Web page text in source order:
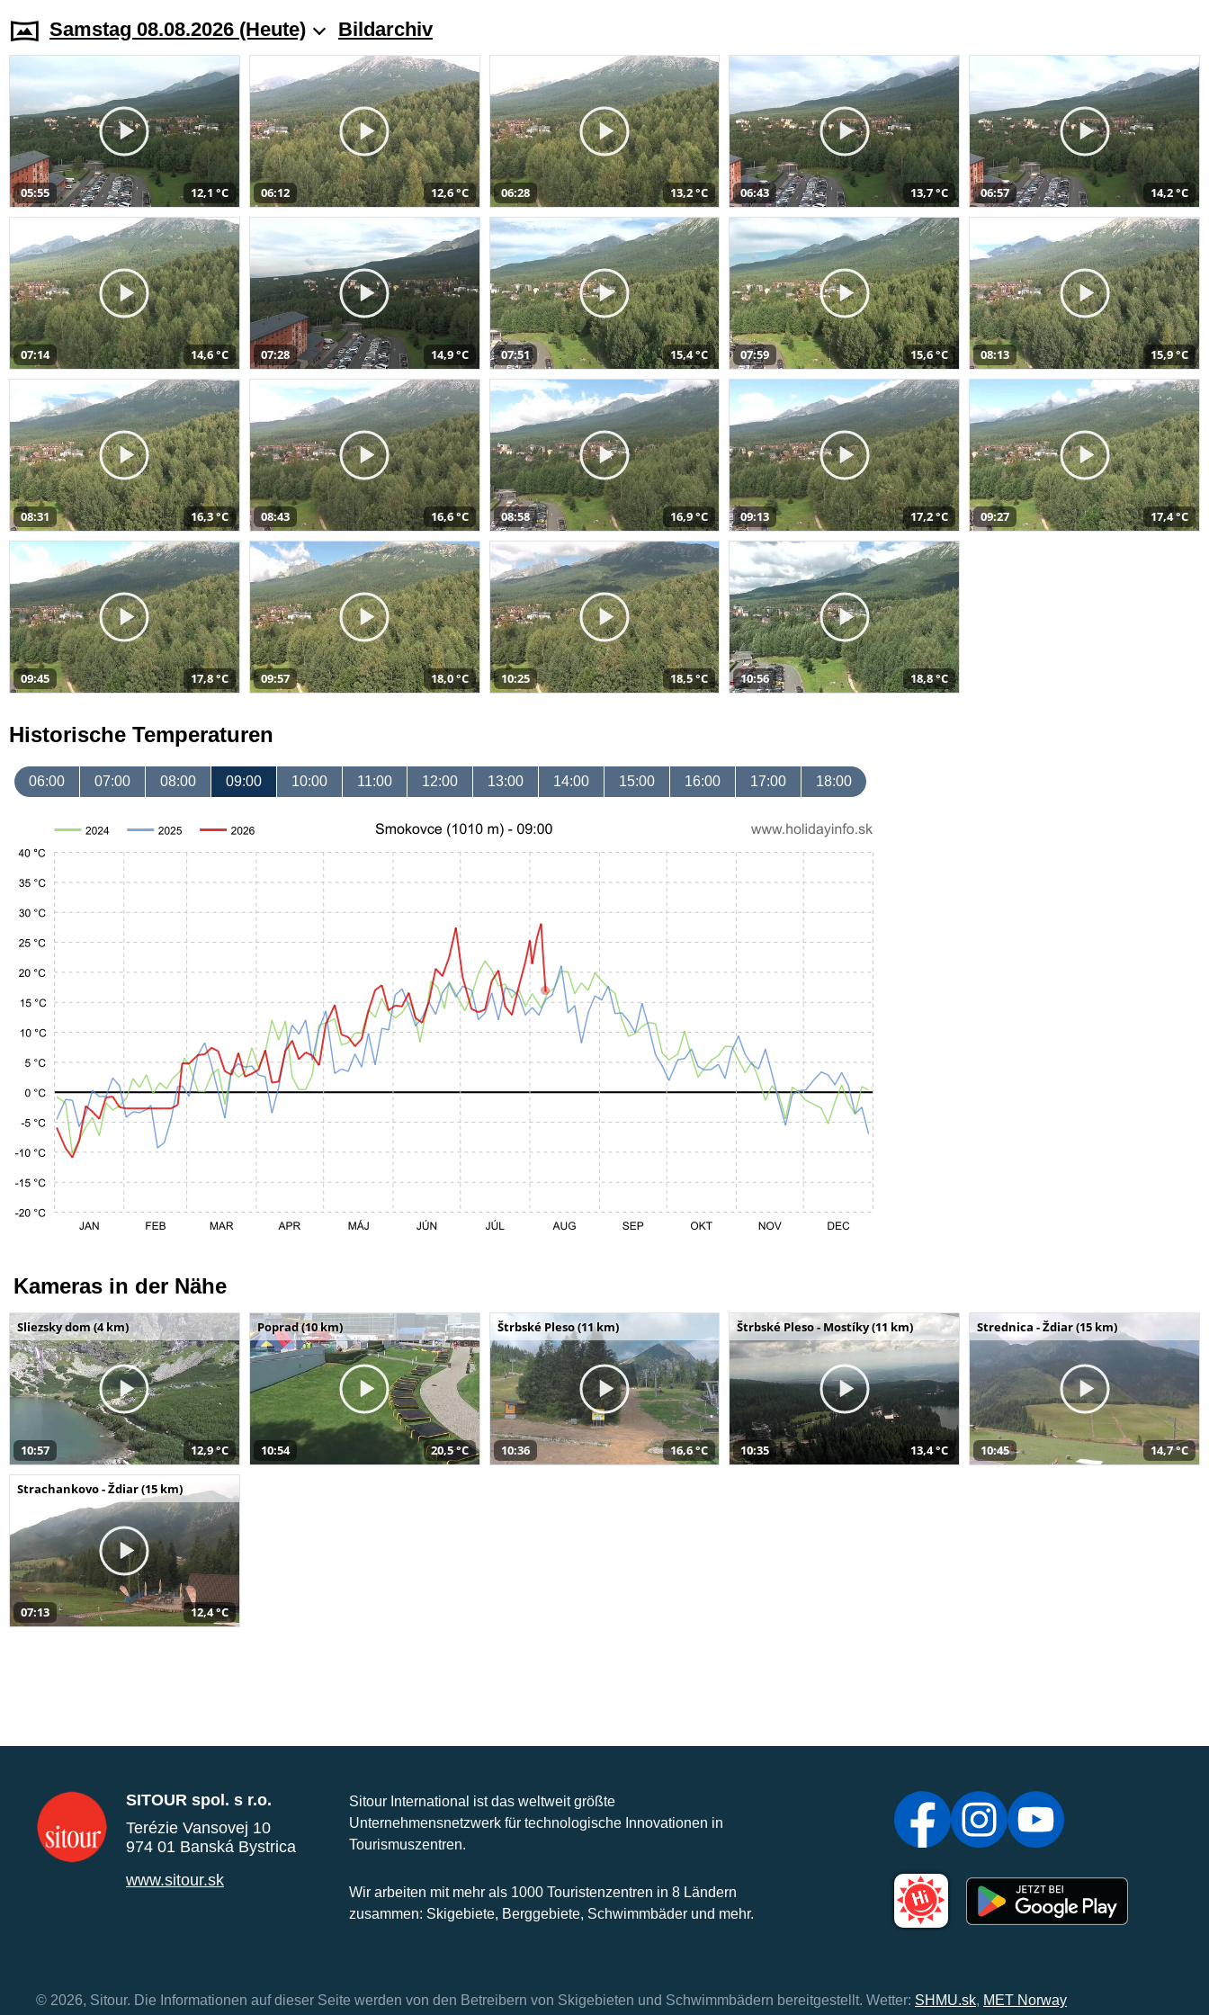
Samstag 08.08.2026 (Heute) Bildarchiv
05:55 12,1 °C 06:12 12,6 °C 06:28 13,2 °C 06:43 13,7 °C 06:57 14,2 °C
07:14 14,6 °C 07:28 14,9 °C 07:51 15,4 °C 07:59 15,6 °C 08:13 15,9 °C
08:31 16,3 °C 08:43 16,6 °C 08:58 16,9 °C 09:13 17,2 °C 09:27 17,4 °C
09:45 17,8 °C 09:57 18,0 °C 10:25 18,5 °C 10:56 18,8 °C
Historische Temperaturen
06:00 07:00 08:00 09:00 10:00 11:00 12:00 13:00 14:00 15:00 16:00 17:00 18:00
Kameras in der Nähe
Sliezsky dom (4 km)
10:57 12,9 °C
Poprad (10 km)
10:54 20,5 °C
Štrbské Pleso (11 km)
10:36 16,6 °C
Štrbské Pleso - Mostíky (11 km)
10:35 13,4 °C
Strednica - Ždiar (15 km)
10:45 14,7 °C
Strachankovo - Ždiar (15 km)
07:13 12,4 °C
SITOUR spol. s r.o.
Terézie Vansovej 10
974 01 Banská Bystrica
www.sitour.sk
Sitour International ist das weltweit größte
Unternehmensnetzwerk für technologische Innovationen in
Tourismuszentren.
Wir arbeiten mit mehr als 1000 Touristenzentren in 8 Ländern
zusammen: Skigebiete, Berggebiete, Schwimmbäder und mehr.
© 2026, Sitour. Die Informationen auf dieser Seite werden von den Betreibern von Skigebieten und Schwimmbädern bereitgestellt. Wetter: SHMU.sk, MET Norway